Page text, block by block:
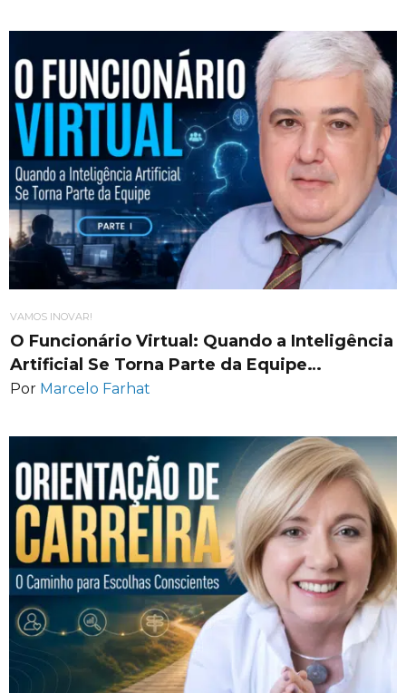
VAMOS INOVAR!
O Funcionário Virtual: Quando a Inteligência
Artificial Se Torna Parte da Equipe…
Por Marcelo Farhat